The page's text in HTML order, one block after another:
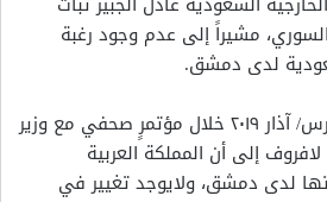
مشيراً إلى عدم وجود رغبة
لدى دمشق.
وأشار الجبير، الإثنين ٤ مارس/ آذار ٢٠١٩ خلال مؤتمرٍ صحفي مع وزير
إلى أن المملكة العربية
لدى دمشق، ولايوجد تغيير في